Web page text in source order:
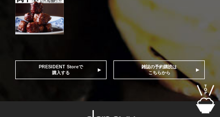
PRESIDENT Storeで
購入する
雑誌の予約購読は
こちらから